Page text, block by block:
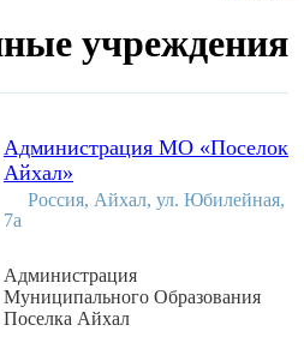
учреждения
Администрация МО «Поселок
Айхал»
Россия, Айхал, ул. Юбилейная,
7а
Администрация
Муниципального Образования
Поселка Айхал